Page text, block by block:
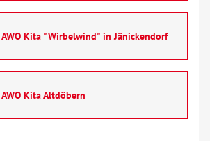
AWO Kita "Wirbelwind" in Jänickendorf
AWO Kita Altdöbern